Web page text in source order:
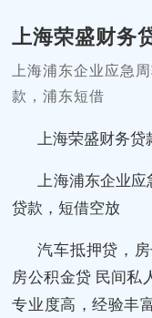
上海荣盛财务
上海浦东企业应急
款，浦东短借
上海荣盛财务贷
上海浦东企业
贷款，短借空放
汽车抵押贷，
房公积金贷 民间私
专业度高，经验丰